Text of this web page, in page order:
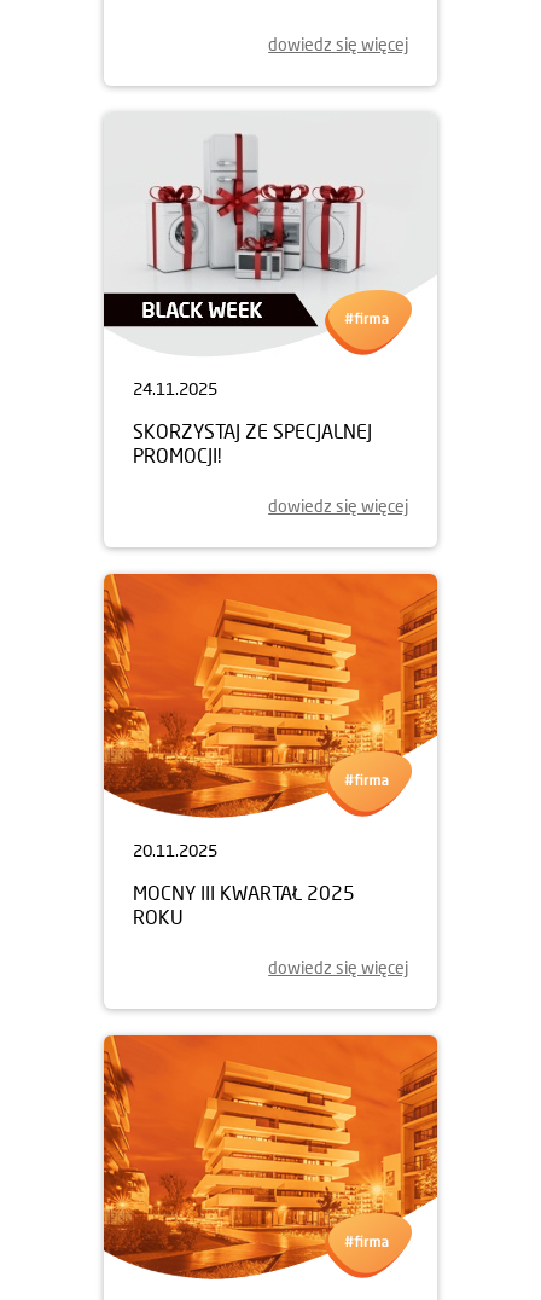
dowiedz się więcej
24.11.2025
SKORZYSTAJ ZE SPECJALNEJ
PROMOCJI!
dowiedz się więcej
20.11.2025
MOCNY III KWARTAŁ 2025
ROKU
dowiedz się więcej